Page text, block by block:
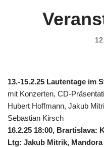
13.-15.2.25 Lautentage im
mit Konzerten, CD-
Hubert Hoffmann, Jakub
Sebastian Kirsch
16.2.25 18:00, Brartislava:
Ltg: Jakub Mitrik, Mandora